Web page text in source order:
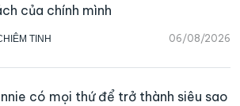
TINH 06/08/2026
của chính mình
có mọi thứ để trở thành siêu sao